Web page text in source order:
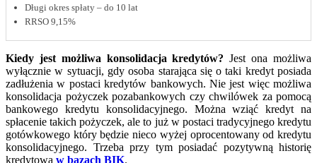
Długi okres spłaty – do 10 lat
RRSO 9,15%
Kiedy jest możliwa konsolidacja kredytów? Jest ona możliwa
wyłącznie w sytuacji, gdy osoba starająca się o taki kredyt posiada
zadłużenia w postaci kredytów bankowych. Nie jest więc możliwa
konsolidacja pożyczek pozabankowych czy chwilówek za pomocą
bankowego kredytu konsolidacyjnego. Można wziąć kredyt na
spłacenie takich pożyczek, ale to już w postaci tradycyjnego kredytu
gotówkowego który będzie nieco wyżej oprocentowany od kredytu
konsolidacyjnego. Trzeba przy tym posiadać pozytywną historię
kredytową w bazach BIK.